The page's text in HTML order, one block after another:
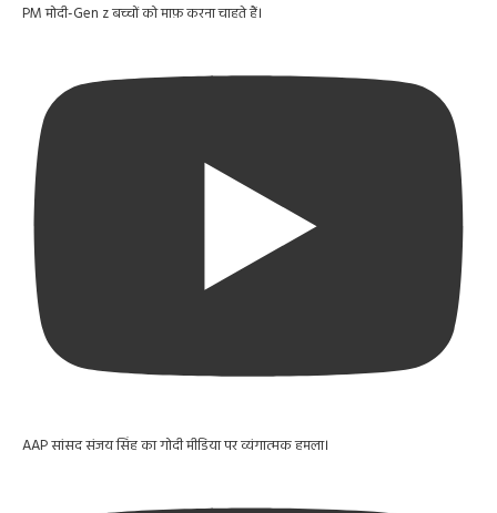
PM मोदी-Gen z बच्चों को माफ़ करना चाहते हैं।
AAP सांसद संजय सिंह का गोदी मीडिया पर व्यंगात्मक हमला।